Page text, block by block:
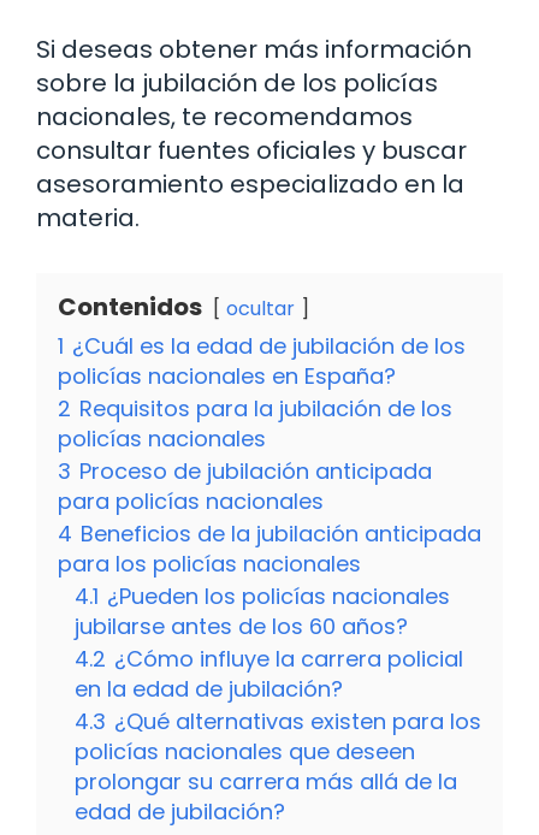
Si deseas obtener más información
sobre la jubilación de los policías
nacionales, te recomendamos
consultar fuentes oficiales y buscar
asesoramiento especializado en la
materia.
Contenidos ocultar
1 ¿Cuál es la edad de jubilación de los
policías nacionales en España?
2 Requisitos para la jubilación de los
policías nacionales
3 Proceso de jubilación anticipada
para policías nacionales
4 Beneficios de la jubilación anticipada
para los policías nacionales
4.1 ¿Pueden los policías nacionales
jubilarse antes de los 60 años?
4.2 ¿Cómo influye la carrera policial
en la edad de jubilación?
4.3 ¿Qué alternativas existen para los
policías nacionales que deseen
prolongar su carrera más allá de la
edad de jubilación?